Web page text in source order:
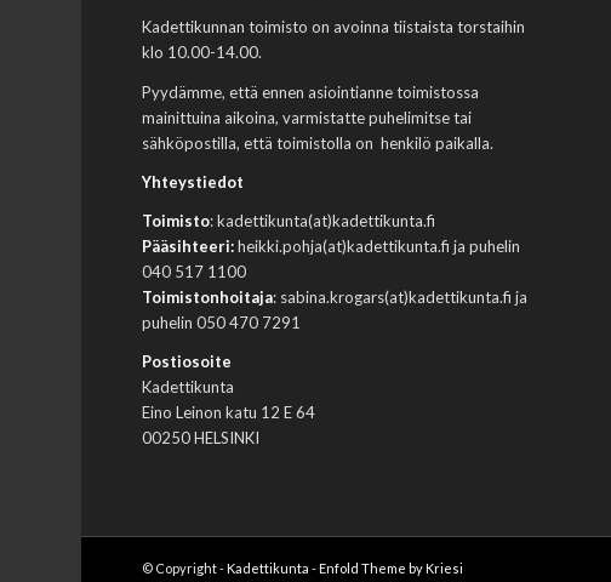
Kadettikunnan toimisto on avoinna tiistaista torstaihin
klo 10.00-14.00.
Pyydämme, että ennen asiointianne toimistossa
mainittuina aikoina, varmistatte puhelimitse tai
sähköpostilla, että toimistolla on henkilö paikalla.
Yhteystiedot
Toimisto: kadettikunta(at)kadettikunta.fi
Pääsihteeri:heikki.pohja(at)kadettikunta.fi ja puhelin
040 517 1100
Toimistonhoitaja: sabina.krogars(at)kadettikunta.fi ja
puhelin 050 470 7291
Postiosoite
Kadettikunta
Eino Leinon katu 12 E 64
00250 HELSINKI
© Copyright -Kadettikunta -Enfold Theme by Kriesi